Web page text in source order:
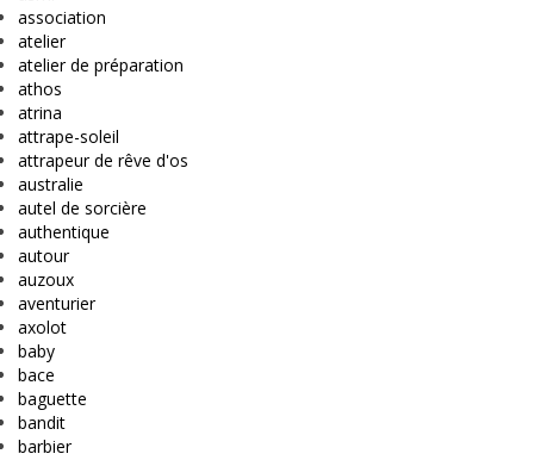
association
atelier
atelier de préparation
athos
atrina
attrape-soleil
attrapeur de rêve d'os
australie
autel de sorcière
authentique
autour
auzoux
aventurier
axolot
baby
bace
baguette
bandit
barbier